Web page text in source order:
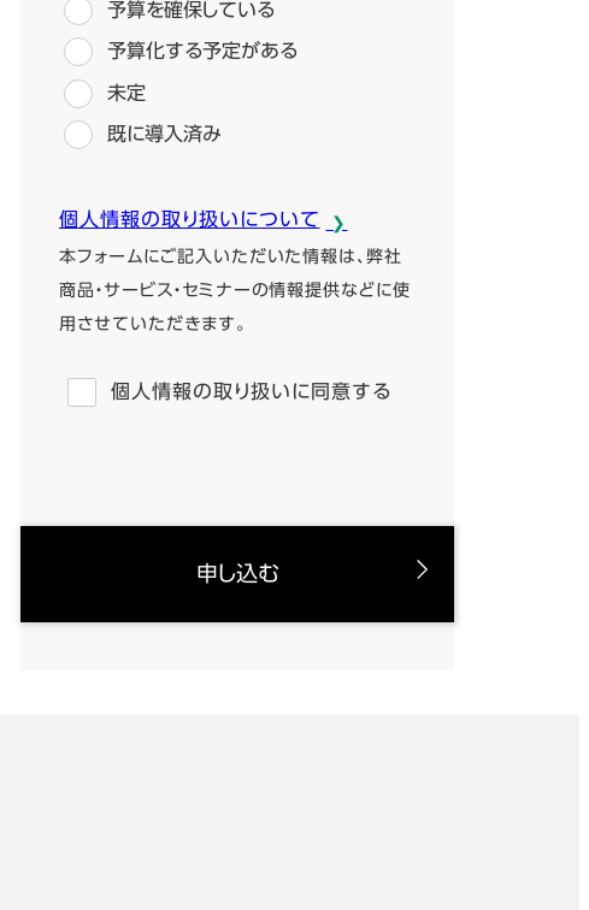
予算を確保している
予算化する予定がある
未定
既に導入済み
個人情報の取り扱いについて
本フォームにご記入いただいた情報は、弊社
商品・サービス・セミナーの情報提供などに使
用させていただきます。
個人情報の取り扱いに同意する
申し込む